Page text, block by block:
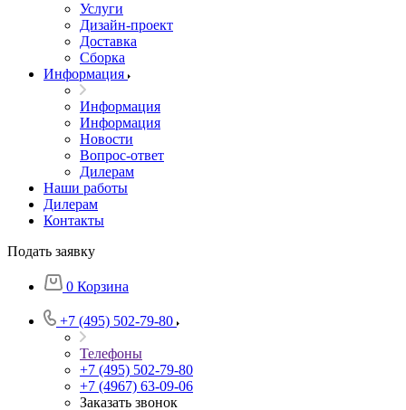
Услуги
Дизайн-проект
Доставка
Сборка
Информация
Информация
Информация
Новости
Вопрос-ответ
Дилерам
Наши работы
Дилерам
Контакты
Подать заявку
0 Корзина
+7 (495) 502-79-80
Телефоны
+7 (495) 502-79-80
+7 (4967) 63-09-06
Заказать звонок